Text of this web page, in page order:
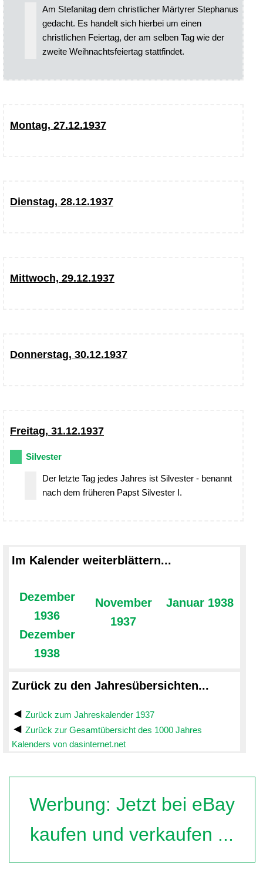
Am Stefanitag dem christlicher Märtyrer Stephanus
gedacht. Es handelt sich hierbei um einen
christlichen Feiertag, der am selben Tag wie der
zweite Weihnachtsfeiertag stattfindet.
Montag, 27.12.1937
Dienstag, 28.12.1937
Mittwoch, 29.12.1937
Donnerstag, 30.12.1937
Freitag, 31.12.1937
Silvester
Der letzte Tag jedes Jahres ist Silvester - benannt
nach dem früheren Papst Silvester I.
Im Kalender weiterblättern...
Dezember
1936
Dezember
1938
November
1937
Januar 1938
Zurück zu den Jahresübersichten...
Zurück zum Jahreskalender 1937
Zurück zur Gesamtübersicht des 1000 Jahres
Kalenders von dasinternet.net
Werbung: Jetzt bei eBay
kaufen und verkaufen ...